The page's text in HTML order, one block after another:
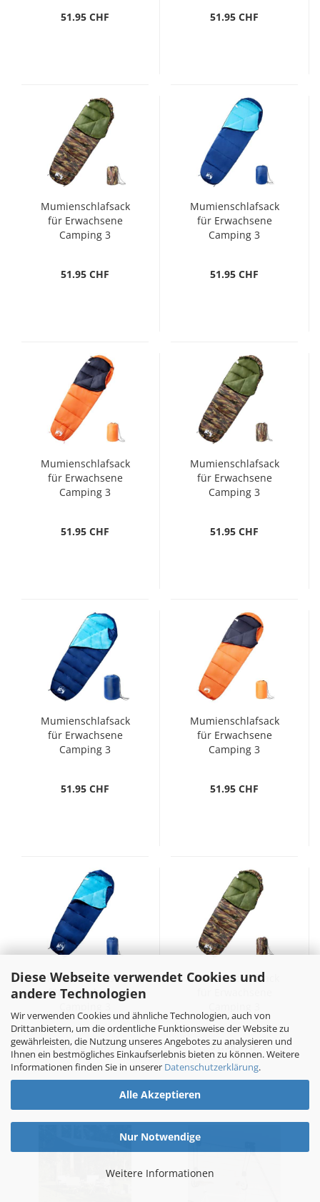
Diese Webseite verwendet Cookies und
andere Technologien
Wir verwenden Cookies und ähnliche Technologien, auch von
Drittanbietern, um die ordentliche Funktionsweise der Website zu
gewährleisten, die Nutzung unseres Angebotes zu analysieren und
Ihnen ein bestmögliches Einkaufserlebnis bieten zu können. Weitere
Informationen finden Sie in unserer Datenschutzerklärung.
Alle Akzeptieren
Nur Notwendige
Weitere Informationen
51.95 CHF
51.95 CHF
Mumienschlafsack
für Erwachsene
Camping 3
51.95 CHF
Mumienschlafsack
für Erwachsene
Camping 3
51.95 CHF
Mumienschlafsack
für Erwachsene
Camping 3
51.95 CHF
Mumienschlafsack
für Erwachsene
Camping 3
51.95 CHF
Mumienschlafsack
für Erwachsene
Camping 3
51.95 CHF
Mumienschlafsack
für Erwachsene
Camping 3
51.95 CHF
Mumienschlafsack
für Erwachsene
Jahreszeiten
51.95 CHF
Mumienschlafsack
Jahreszeiten
51.95 CHF